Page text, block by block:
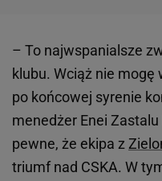
– To najwspanialsze
klubu. Wciąż nie mogę
po końcowej syrenie
menedżer Enei
pewne, że ekipa z
triumf nad CSKA. W